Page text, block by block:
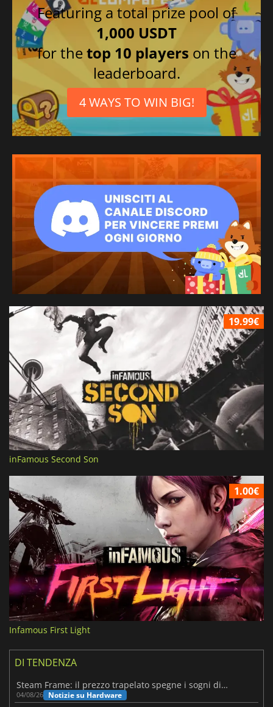
Featuring a total prize pool of
1,000 USDT
for thetop 10 players on the
leaderboard.
4 WAYS TO WIN BIG!
19.99€
inFamous Second Son
1.00€
Infamous First Light
DI TENDENZA
Steam Frame: il prezzo trapelato spegne i sogni di un VR economico
04/08/26 Notizie su Hardware